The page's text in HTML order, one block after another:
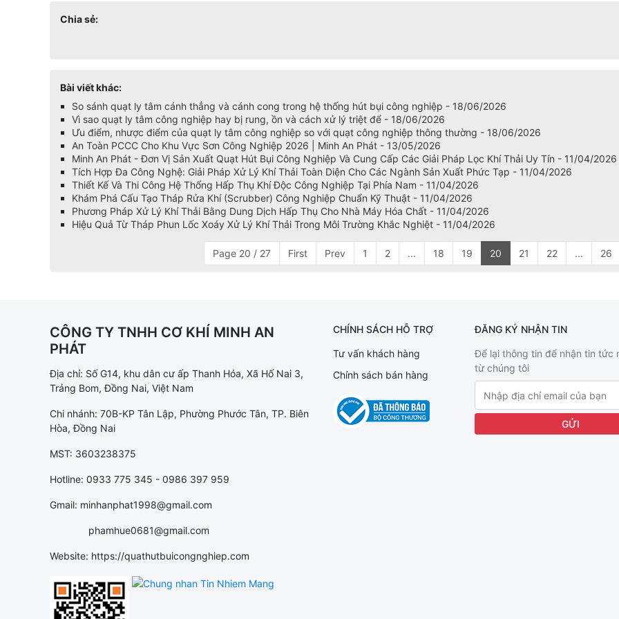
Chia sẻ:
Bài viết khác:
So sánh quạt ly tâm cánh thẳng và cánh cong trong hệ thống hút bụi công nghiệp - 18/06/2026
Vì sao quạt ly tâm công nghiệp hay bị rung, ồn và cách xử lý triệt để - 18/06/2026
Ưu điểm, nhược điểm của quạt ly tâm công nghiệp so với quạt công nghiệp thông thường - 18/06/2026
An Toàn PCCC Cho Khu Vực Sơn Công Nghiệp 2026 | Minh An Phát - 13/05/2026
Minh An Phát - Đơn Vị Sản Xuất Quạt Hút Bụi Công Nghiệp Và Cung Cấp Các Giải Pháp Lọc Khí Thải Uy Tín - 11/04/2026
Tích Hợp Đa Công Nghệ: Giải Pháp Xử Lý Khí Thải Toàn Diện Cho Các Ngành Sản Xuất Phức Tạp - 11/04/2026
Thiết Kế Và Thi Công Hệ Thống Hấp Thụ Khí Độc Công Nghiệp Tại Phía Nam - 11/04/2026
Khám Phá Cấu Tạo Tháp Rửa Khí (Scrubber) Công Nghiệp Chuẩn Kỹ Thuật - 11/04/2026
Phương Pháp Xử Lý Khí Thải Bằng Dung Dịch Hấp Thụ Cho Nhà Máy Hóa Chất - 11/04/2026
Hiệu Quả Từ Tháp Phun Lốc Xoáy Xử Lý Khí Thải Trong Môi Trường Khắc Nghiệt - 11/04/2026
Page 20 / 27 First Prev 1 2 ... 18 19 20 21 22 ... 26
CÔNG TY TNHH CƠ KHÍ MINH AN
PHÁT
Địa chỉ: Số G14, khu dân cư ấp Thanh Hóa, Xã Hố Nai 3,
Trảng Bom, Đồng Nai, Việt Nam
Chi nhánh: 70B-KP Tân Lập, Phường Phước Tân, TP. Biên
Hòa, Đồng Nai
MST: 3603238375
Hotline: 0933 775 345 - 0986 397 959
Gmail: minhanphat1998@gmail.com
phamhue0681@gmail.com
Website: https://quathutbuicongnghiep.com
CHÍNH SÁCH HỖ TRỢ
Tư vấn khách hàng
Chính sách bán hàng
ĐĂNG KÝ NHẬN TIN
Để lại thông tin để nhận tin tức
từ chúng tôi